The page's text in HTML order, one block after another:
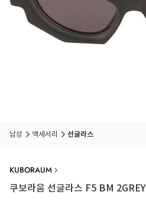
남성 액세서리 선글라스
KUBORAUM
쿠보라움 선글라스 F5 BM 2GREY